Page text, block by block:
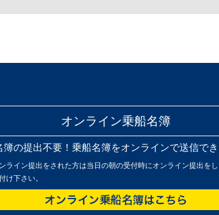
オンライン乗船名簿
簿の提出不要！乗船名簿をオンラインで送信でき
ライン提出をされた方は当日の朝の受付時にオンライン提出をし
け下さい。